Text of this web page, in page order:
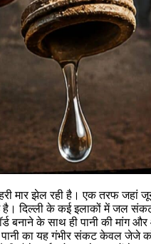
मार झेल रही है। एक तरफ
है। दिल्ली के कई इलाकों में जल
बनाने के साथ ही पानी की
पानी का यह गंभीर संकट केवल जेजे